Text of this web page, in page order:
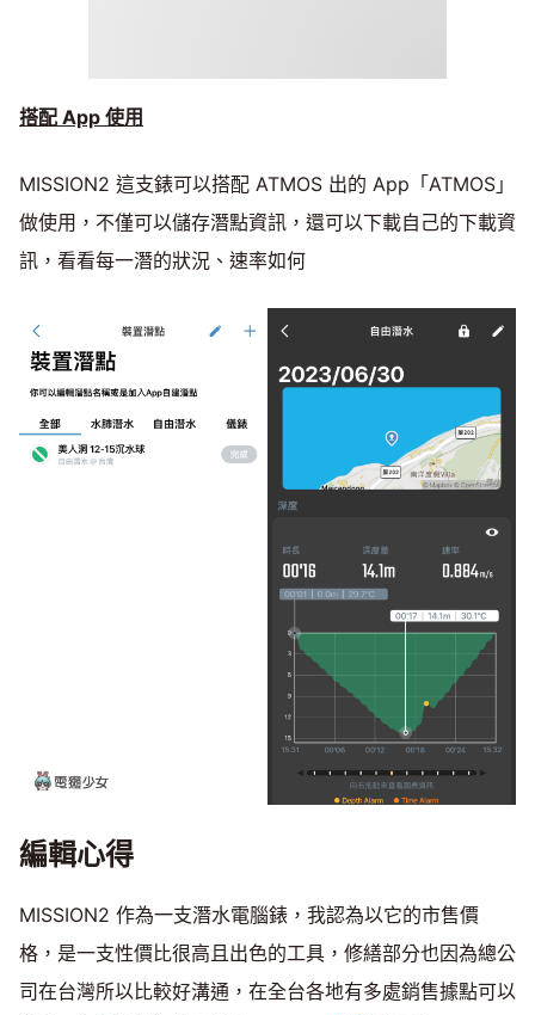
搭配 App 使用
MISSION2 這支錶可以搭配 ATMOS 出的 App「ATMOS」
做使用，不僅可以儲存潛點資訊，還可以下載自己的下載資
訊，看看每一潛的狀況、速率如何
編輯心得
MISSION2 作為一支潛水電腦錶，我認為以它的市售價
格，是一支性價比很高且出色的工具，修繕部分也因為總公
司在台灣所以比較好溝通，在全台各地有多處銷售據點可以